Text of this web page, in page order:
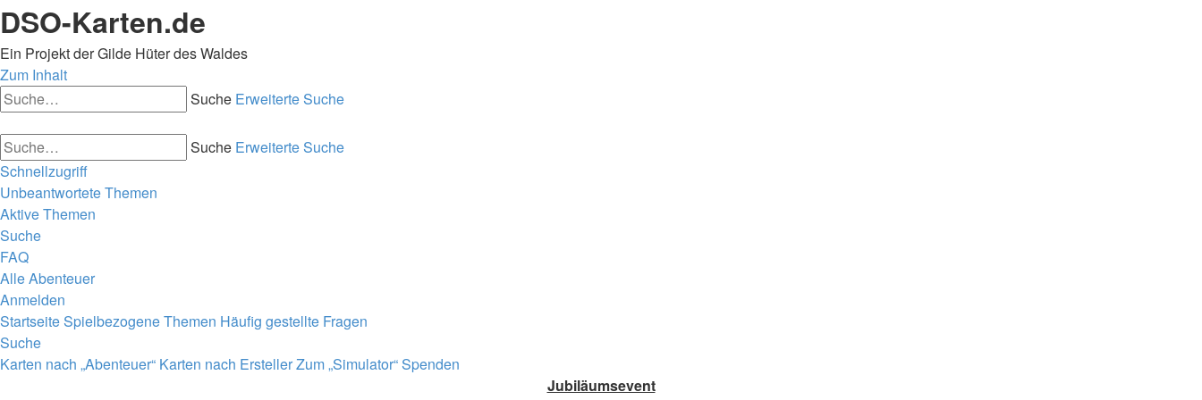
DSO-Karten.de
Ein Projekt der Gilde Hüter des Waldes
Zum Inhalt
Suche Erweiterte Suche
Suche Erweiterte Suche
Schnellzugriff
Unbeantwortete Themen
Aktive Themen
Suche
FAQ
Alle Abenteuer
Anmelden
StartseiteSpielbezogene Themen Häufig gestellte Fragen
Suche
Karten nach „Abenteuer“ Karten nach ErstellerZum „Simulator“Spenden
Jubiläumsevent